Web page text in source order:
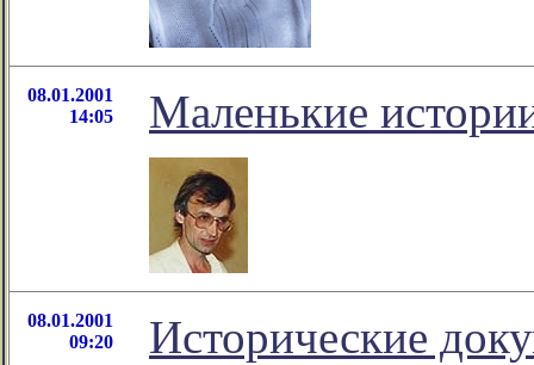
08.01.2001
14:05
Маленькие
08.01.2001
09:20
Исторические